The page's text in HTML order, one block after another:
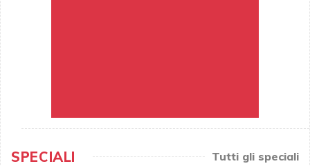
SPECIALI Tutti gli speciali